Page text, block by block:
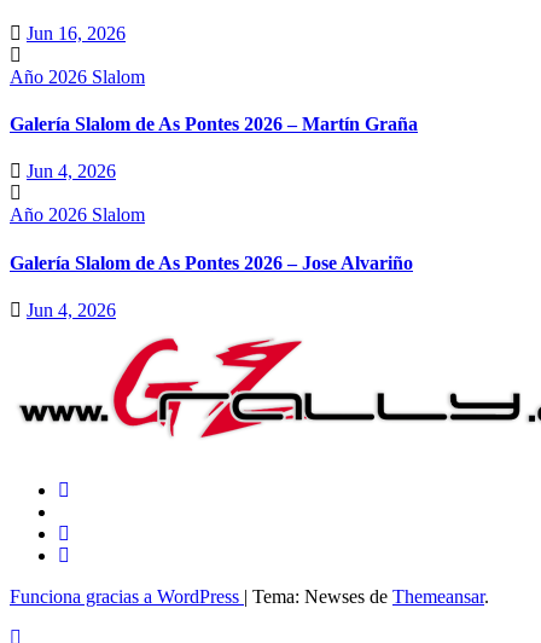
Jun 16, 2026
Año 2026 Slalom
Galería Slalom de As Pontes 2026 – Martín Graña
Jun 4, 2026
Año 2026 Slalom
Galería Slalom de As Pontes 2026 – Jose Alvariño
Jun 4, 2026
Funciona gracias a WordPress | Tema: Newses de Themeansar.